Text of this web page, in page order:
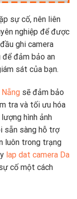
sự cố, nên liên
nghiệp để được
ghi camera
đảm bảo an
sát của bạn.
sẽ đảm bảo
tra và tối ưu hóa
hình ảnh
sẵn sàng hỗ trợ
luôn trong trạng
lap dat camera Da
cố một cách